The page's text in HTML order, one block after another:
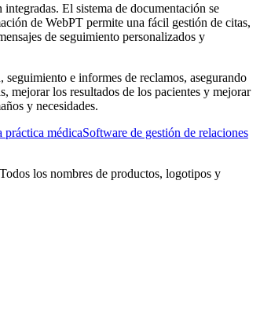
El sistema de documentación se
de WebPT permite una fácil gestión de citas,
de seguimiento personalizados y
e informes de reclamos, asegurando
mejorar los resultados de los pacientes y mejorar
y necesidades.
práctica médicaSoftware de gestión de relaciones
los nombres de productos, logotipos y